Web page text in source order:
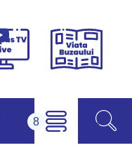
Campus
Viața